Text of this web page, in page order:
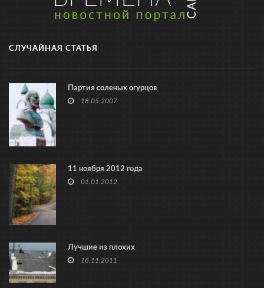
СЛУЧАЙНАЯ СТАТЬЯ
Партия соленых огурцов
18.05.2007
11 ноября 2012 года
01.01.2012
Лучшие из плохих
18.11.2011